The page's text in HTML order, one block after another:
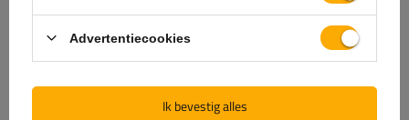
GARANTIE OP KWALITEIT EN AUTHENTICITEIT
Als u bijUNITRAILERkoopt, kiest u ervoor om
rechtstreeks bij de fabrikant te kopen. U bent er
de transactie volledig veilig is. Wij ontwerpen en
Advertentiecookies
Ik bevestig alles